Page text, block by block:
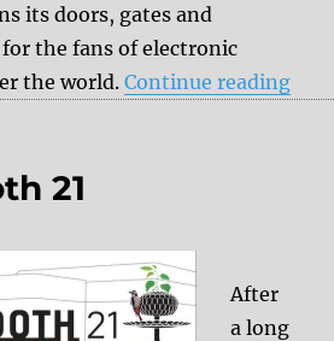
its doors, gates and
the fans of electronic
the world.Continue reading
21
After
a long